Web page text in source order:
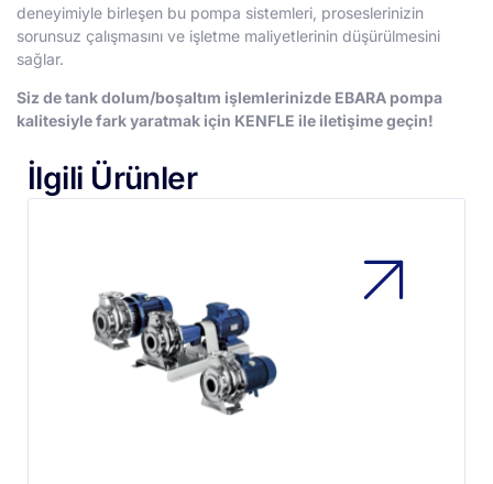
deneyimiyle birleşen bu pompa sistemleri, proseslerinizin
sorunsuz çalışmasını ve işletme maliyetlerinin düşürülmesini
sağlar.
Siz de tank dolum/boşaltım işlemlerinizde EBARA pompa
kalitesiyle fark yaratmak için KENFLE ile iletişime geçin!
İlgili Ürünler